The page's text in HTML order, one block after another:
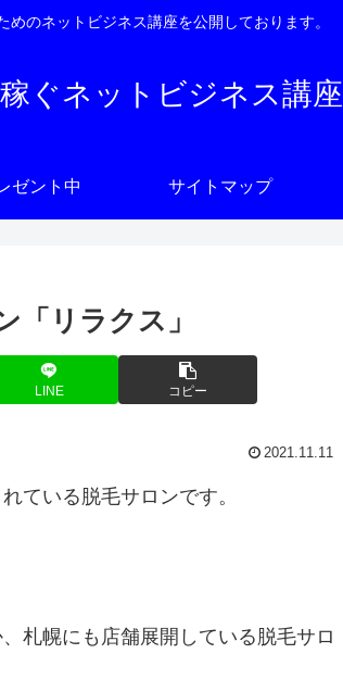
めのネットビジネス講座を公開しております。
ぐネットビジネス講座
ゼント中 サイトマップ
「リラクス」
LINE コピー
2021.11.11
ている脱毛サロンです。
札幌にも店舗展開している脱毛サロ